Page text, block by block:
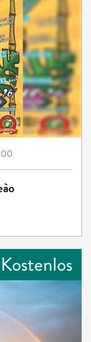
Kostenlos